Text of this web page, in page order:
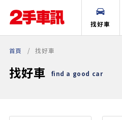
找好車
首頁 找好車
找好車 find a good car